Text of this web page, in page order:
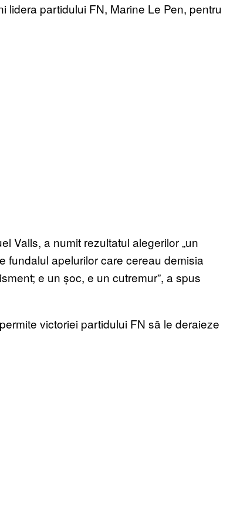
lidera partidului FN, Marine Le Pen, pentru
Valls, a numit rezultatul alegerilor „un
fundalul apelurilor care cereau demisia
e un șoc, e un cutremur”, a spus
victoriei partidului FN să le deraieze